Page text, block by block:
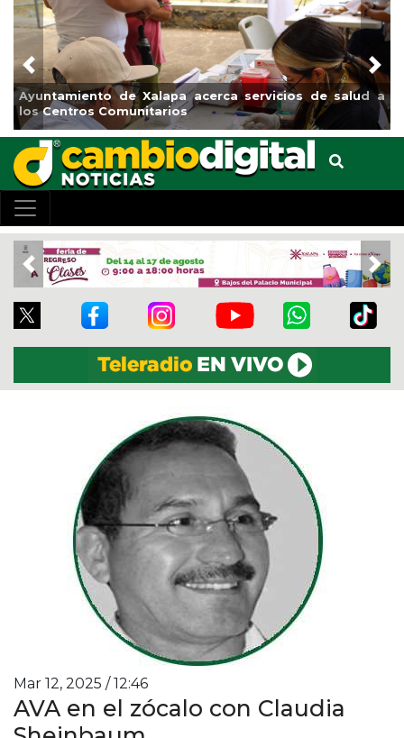
a
Municipio arrancará primera etapa de rehabilitación en
el boulevard 5 de febrero
Previous
Previous
Mar 12, 2025 / 12:46
AVA en el zócalo con Claudia